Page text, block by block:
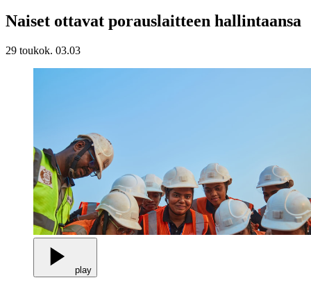
Naiset ottavat porauslaitteen hallintaansa
29 toukok. 03.03
play